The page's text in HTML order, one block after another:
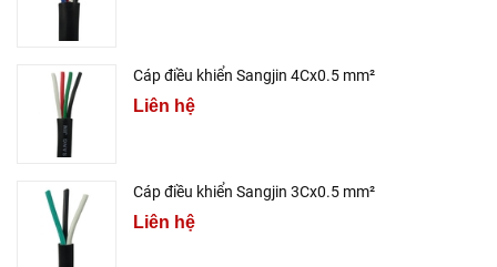
Cáp điều khiển Sangjin 4Cx0.5 mm²
Liên hệ
Cáp điều khiển Sangjin 3Cx0.5 mm²
Liên hệ